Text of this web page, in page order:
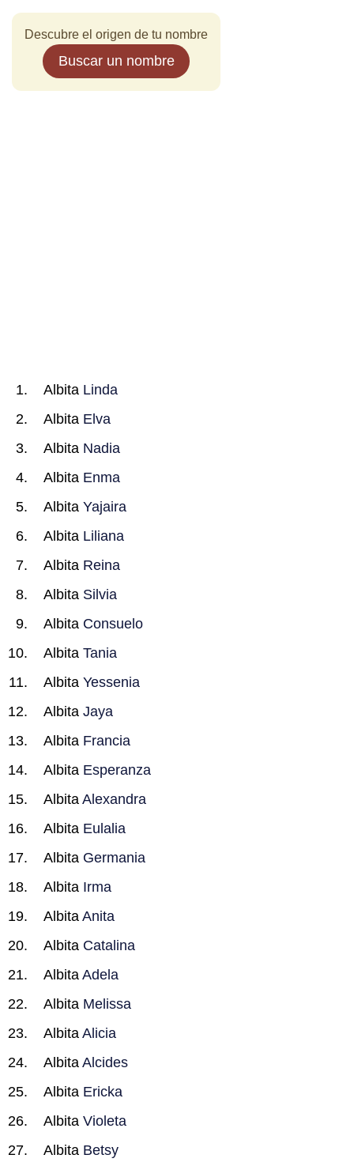
Descubre el origen de tu nombre
Buscar un nombre
Albita Linda
Albita Elva
Albita Nadia
Albita Enma
Albita Yajaira
Albita Liliana
Albita Reina
Albita Silvia
Albita Consuelo
Albita Tania
Albita Yessenia
Albita Jaya
Albita Francia
Albita Esperanza
Albita Alexandra
Albita Eulalia
Albita Germania
Albita Irma
Albita Anita
Albita Catalina
Albita Adela
Albita Melissa
Albita Alicia
Albita Alcides
Albita Ericka
Albita Violeta
Albita Betsy